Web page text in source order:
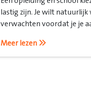
lastig zijn. Je wilt
verwachten voordat je je
Meer lezen